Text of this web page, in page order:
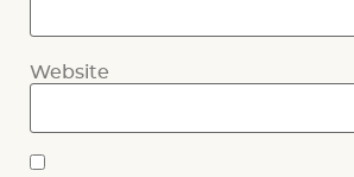
Website